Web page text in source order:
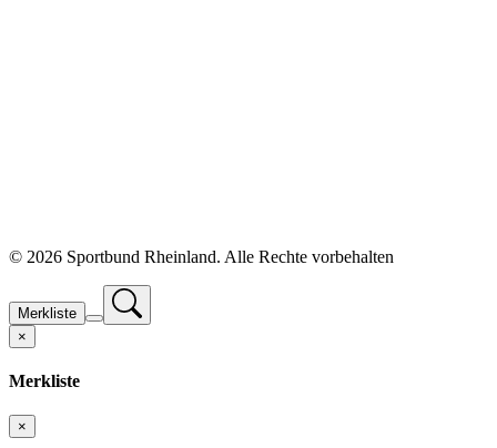
© 2026 Sportbund Rheinland. Alle Rechte vorbehalten
Merkliste
×
Merkliste
×